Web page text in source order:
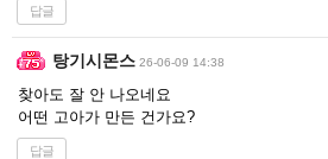
답글
탕기시몬스 26-06-09 14:38
찾아도 잘 안 나오네요
어떤 고아가 만든 건가요?
답글